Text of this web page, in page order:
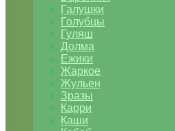
Галушки
Голубцы
Гуляш
Долма
Ежики
Жаркое
Жульен
Зразы
Карри
Каши